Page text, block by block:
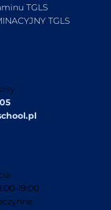
TGLS
TGLS
19:00